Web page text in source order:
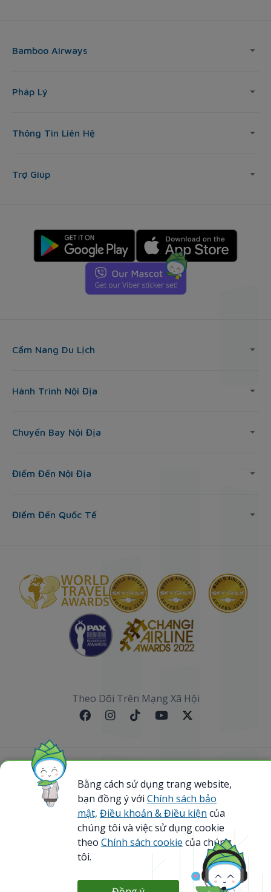
Bamboo Airways
Pháp Lý
Thông Tin Liên Hệ
Trợ Giúp
Cẩm Nang Du Lịch
Hành Trình Nội Địa
Chuyến Bay Nội Địa
Điểm Đến Nội Địa
Điểm Đến Quốc Tế
Theo Dõi Trên Mạng Xã Hội
Sơ đồ website
@ 2023 Bamboo Airways Copyright. All Rights
Reserved.
Business Registration Code: 0107867370
Bằng cách sử dụng trang website,
bạn đồng ý với Chính sách bảo
mật, Điều khoản & Điều kiện của
chúng tôi và việc sử dụng cookie
theo Chính sách cookie của chúng
tôi.